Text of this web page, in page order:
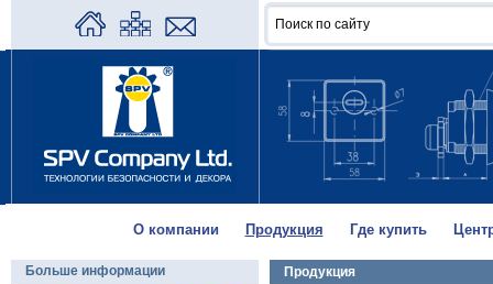
О компании Продукция Где купить
Продукция
Больше информации